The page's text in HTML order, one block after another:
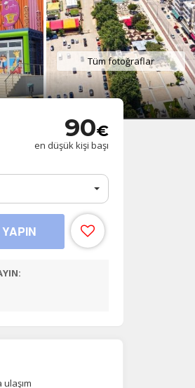
Tüm fotoğraflar
90€
en düşük kişi başı